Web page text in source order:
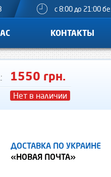
с 8:00 до 21:00
КОНТАКТЫ
1550 грн.
Нет в наличии
ДОСТАВКА ПО УКРАИНЕ
«НОВАЯ ПОЧТА»